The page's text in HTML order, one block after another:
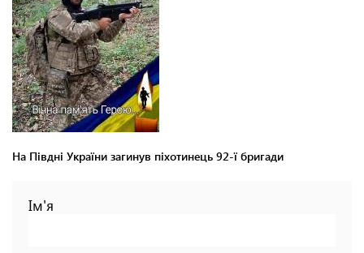
На Півдні України загинув піхотинець 92-ї бригади
Ім'я